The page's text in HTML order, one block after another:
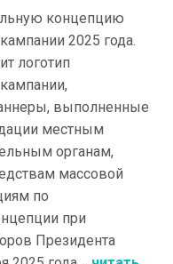
концепцию
2025 года.
логотип
выполненные
местным
органам,
массовой
по
при
Президента